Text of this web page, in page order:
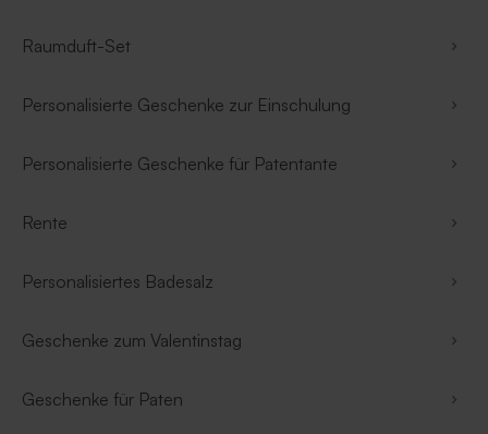
Raumduft-Set
Personalisierte Geschenke zur Einschulung
Personalisierte Geschenke für Patentante
Rente
Personalisiertes Badesalz
Geschenke zum Valentinstag
Geschenke für Paten